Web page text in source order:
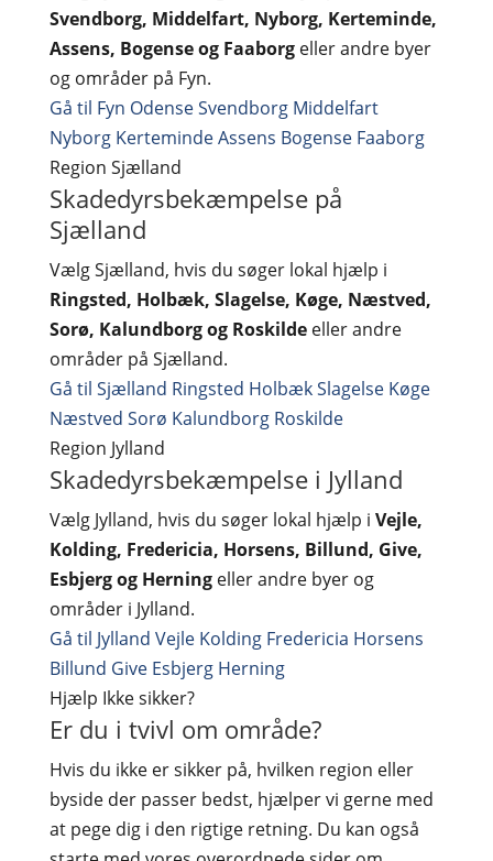
Svendborg, Middelfart, Nyborg, Kerteminde,
Assens, Bogense og Faaborgeller andre byer
og områder på Fyn.
Gå til Fyn OdenseSvendborg Middelfart
Nyborg KertemindeAssens Bogense Faaborg
Region Sjælland
Skadedyrsbekæmpelse på
Sjælland
Vælg Sjælland, hvis du søger lokal hjælp i
Ringsted, Holbæk, Slagelse, Køge, Næstved,
Sorø, Kalundborg og Roskildeeller andre
områder på Sjælland.
Gå til Sjælland Ringsted HolbækSlagelse Køge
Næstved Sorø Kalundborg Roskilde
Region Jylland
Skadedyrsbekæmpelse i Jylland
Vælg Jylland, hvis du søger lokal hjælp i Vejle,
Kolding, Fredericia, Horsens, Billund, Give,
Esbjerg og Herningeller andre byer og
områder i Jylland.
Gå til Jylland Vejle Kolding Fredericia Horsens
Billund Give Esbjerg Herning
Hjælp Ikke sikker?
Er du i tvivl om område?
Hvis du ikke er sikker på, hvilken region eller
byside der passer bedst, hjælper vi gerne med
at pege dig i den rigtige retning. Du kan også